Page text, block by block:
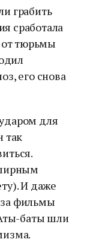
грабить
сработала
от тюрьмы
его снова
для
так
И даже
фильмы
баты шли